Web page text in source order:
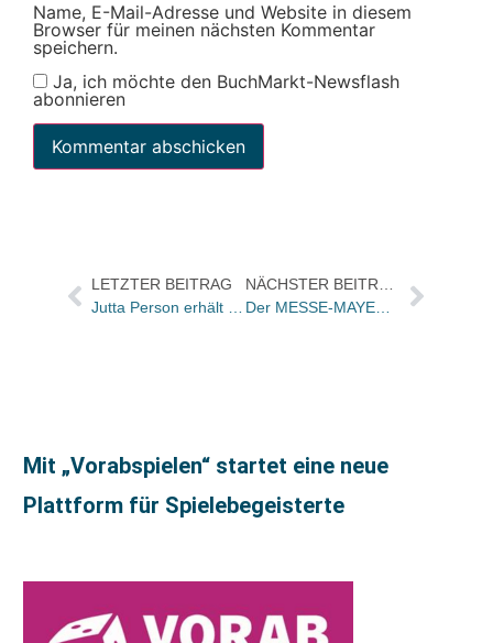
Name, E-Mail-Adresse und Website in diesem
Browser für meinen nächsten Kommentar
speichern.
Ja, ich möchte den BuchMarkt-Newsflash
abonnieren
LETZTER BEITRAG
Jutta Person erhält den Alfred-Kerr-Preis für Literaturkritik 2023
NÄCHSTER BEITRAG
Der MESSE-MAYER Leipzig 2023 2 von 5
Mit „Vorabspielen“ startet eine neue
Plattform für Spielebegeisterte